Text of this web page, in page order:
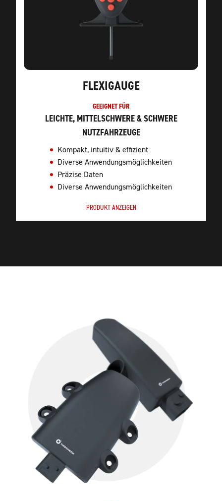
FLEXIGAUGE
GEEIGNET FÜR
LEICHTE, MITTELSCHWERE & SCHWERE
NUTZFAHRZEUGE
Kompakt, intuitiv & effizient
Diverse Anwendungsmöglichkeiten
Präzise Daten
Diverse Anwendungsmöglichkeiten
PRODUKT ANZEIGEN